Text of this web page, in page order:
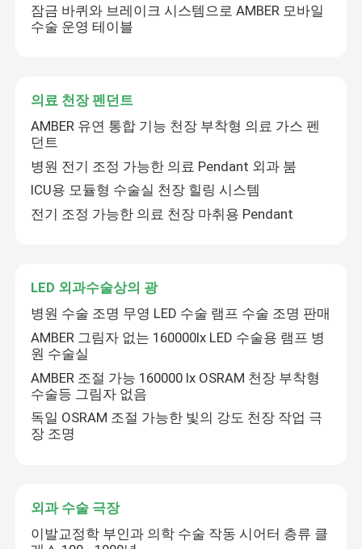
잠금 바퀴와 브레이크 시스템으로 AMBER 모바일
수술 운영 테이블
의료 천장 펜던트
AMBER 유연 통합 기능 천장 부착형 의료 가스 펜
던트​
병원 전기 조정 가능한 의료 Pendant 외과 붐
ICU용 모듈형 수술실 천장 힐링 시스템
전기 조정 가능한 의료 천장 마취용 Pendant
LED 외과수술상의 광
병원 수술 조명 무영 LED 수술 램프 수술 조명 판매
AMBER 그림자 없는 160000lx LED 수술용 램프 병
원 수술실
AMBER 조절 가능 160000 lx OSRAM 천장 부착형
수술등​ 그림자 없음
독일 OSRAM 조절 가능한 빛의 강도 천장 작업 극
장 조명
외과 수술 극장
이발교정학 부인과 의학 수술 작동 시어터 층류 클